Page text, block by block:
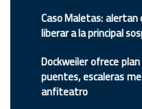
Caso Maletas: alertan
liberar a la principal
Dockweiler ofrece
puentes, escaleras
anfiteatro